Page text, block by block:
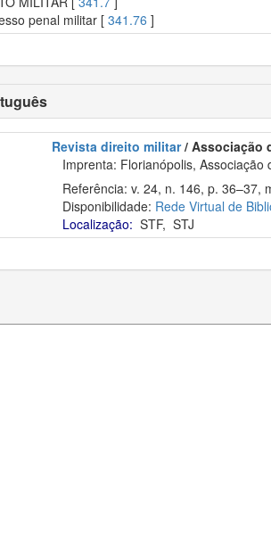
penal militar [ 341.76 ]
Revista direito militar/ Associação
Imprenta: Florianópolis, Associação
Referência: v. 24, n. 146, p. 36–37,
Disponibilidade: Rede Virtual de
Localização: STF, STJ